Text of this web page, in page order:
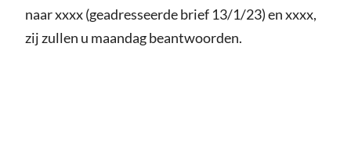
naar xxxx (geadresseerde brief 13/1/23) en xxxx,
zij zullen u maandag beantwoorden.